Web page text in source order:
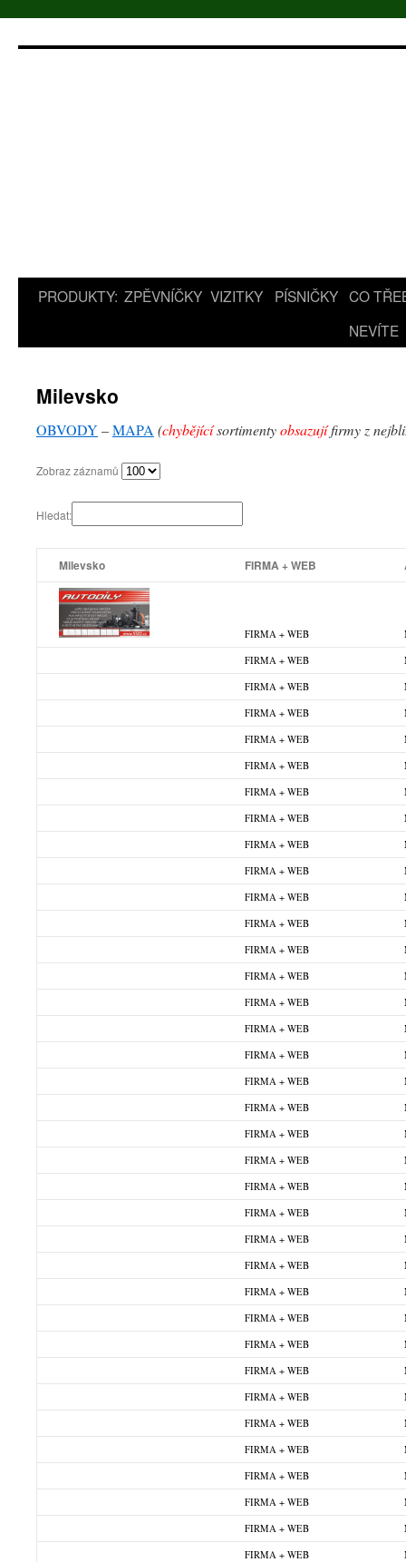
PRODUKTY: ZPĚVNÍČKY VIZITKY PÍSNIČKY CO
NEVÍTE
Milevsko
OBVODY –MAPA (chybějícísortimentyobsazujífirmy z
Zobraz záznamů
Hledat:
Milevsko FIRMA + WEB
FIRMA + WEB
FIRMA + WEB
FIRMA + WEB
FIRMA + WEB
FIRMA + WEB
FIRMA + WEB
FIRMA + WEB
FIRMA + WEB
FIRMA + WEB
FIRMA + WEB
FIRMA + WEB
FIRMA + WEB
FIRMA + WEB
FIRMA + WEB
FIRMA + WEB
FIRMA + WEB
FIRMA + WEB
FIRMA + WEB
FIRMA + WEB
FIRMA + WEB
FIRMA + WEB
FIRMA + WEB
FIRMA + WEB
FIRMA + WEB
FIRMA + WEB
FIRMA + WEB
FIRMA + WEB
FIRMA + WEB
FIRMA + WEB
FIRMA + WEB
FIRMA + WEB
FIRMA + WEB
FIRMA + WEB
FIRMA + WEB
FIRMA + WEB
FIRMA + WEB